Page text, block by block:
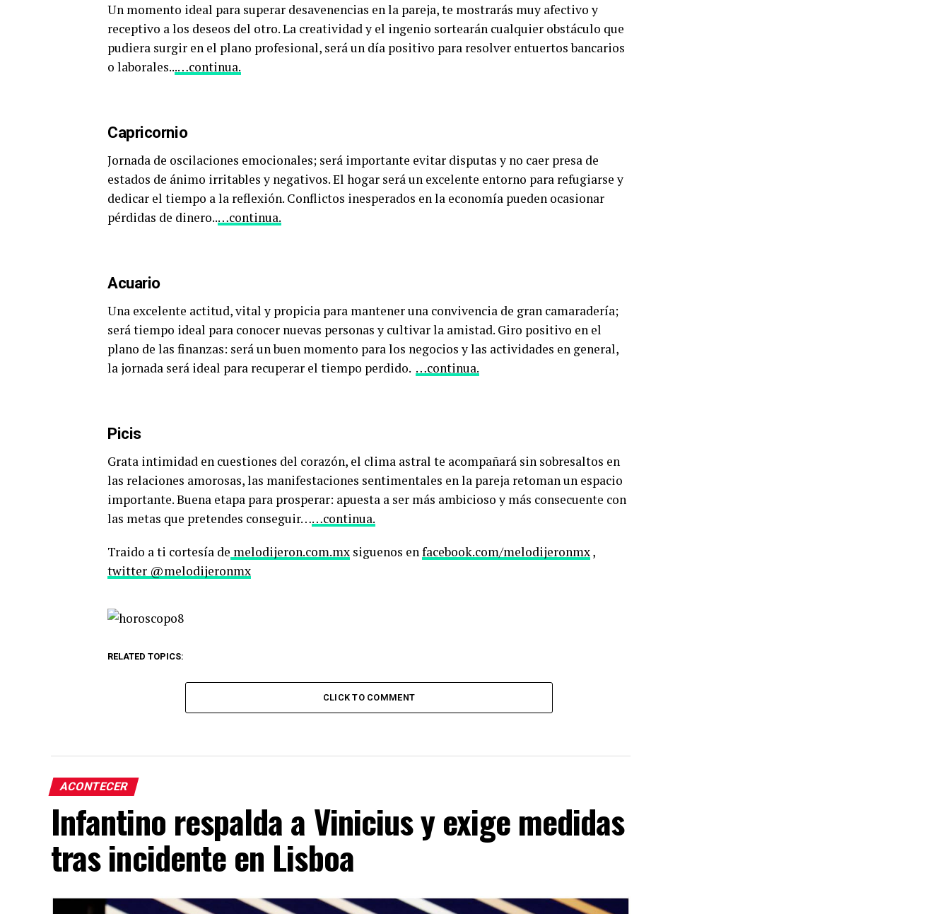
Un momento ideal para superar desavenencias en la pareja, te mostrarás muy afectivo y
receptivo a los deseos del otro. La creatividad y el ingenio sortearán cualquier obstáculo que
pudiera surgir en el plano profesional, será un día positivo para resolver entuertos bancarios
o laborales...…continua.
Capricornio
Jornada de oscilaciones emocionales; será importante evitar disputas y no caer presa de
estados de ánimo irritables y negativos. El hogar será un excelente entorno para refugiarse y
dedicar el tiempo a la reflexión. Conflictos inesperados en la economía pueden ocasionar
pérdidas de dinero..…continua.
Acuario
Una excelente actitud, vital y propicia para mantener una convivencia de gran camaradería;
será tiempo ideal para conocer nuevas personas y cultivar la amistad. Giro positivo en el
plano de las finanzas: será un buen momento para los negocios y las actividades en general,
la jornada será ideal para recuperar el tiempo perdido. …continua.
Picis
Grata intimidad en cuestiones del corazón, el clima astral te acompañará sin sobresaltos en
las relaciones amorosas, las manifestaciones sentimentales en la pareja retoman un espacio
importante. Buena etapa para prosperar: apuesta a ser más ambicioso y más consecuente con
las metas que pretendes conseguir……continua.
Traido a ti cortesía de melodijeron.com.mx siguenos enfacebook.com/melodijeronmx,
twitter @melodijeronmx
RELATED TOPICS:
CLICK TO COMMENT
ACONTECER
Infantino respalda a Vinicius y exige medidas
tras incidente en Lisboa